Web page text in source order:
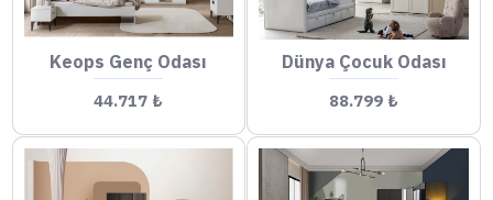
Keops Genç Odası
44.717 ₺
Dünya Çocuk Odası
88.799 ₺